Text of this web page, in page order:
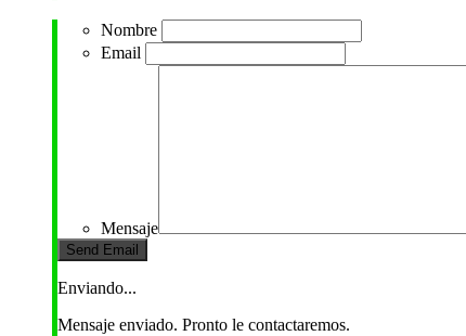
Nombre
Email
Mensaje
Enviando...
Mensaje enviado. Pronto le contactaremos.